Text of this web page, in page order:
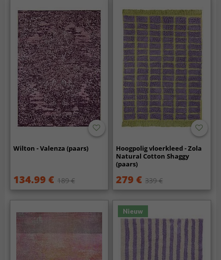
Wilton - Valenza (paars)
134.99 € 189 €
Hoogpolig vloerkleed - Zola
Natural Cotton Shaggy
(paars)
279 € 339 €
Nieuw